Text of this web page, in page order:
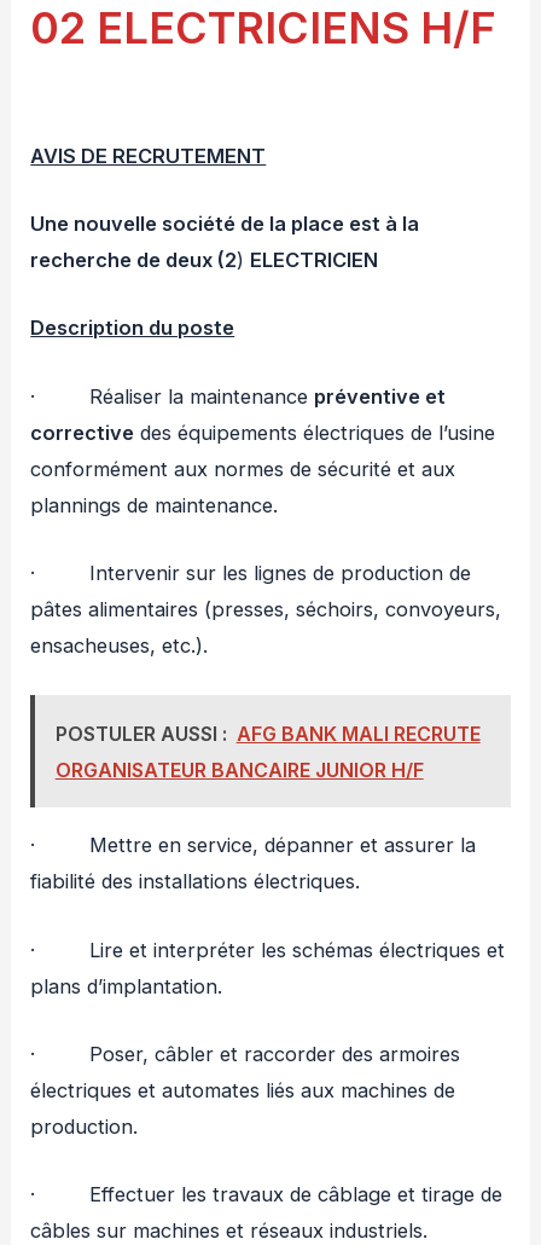
02 ELECTRICIENS H/F
AVIS DE RECRUTEMENT
Une nouvelle société de la place est à la
recherche de deux (2) ELECTRICIEN
Description du poste
· Réaliser la maintenance préventive et
corrective des équipements électriques de l’usine
conformément aux normes de sécurité et aux
plannings de maintenance.
· Intervenir sur les lignes de production de
pâtes alimentaires (presses, séchoirs, convoyeurs,
ensacheuses, etc.).
POSTULER AUSSI : AFG BANK MALI RECRUTE
ORGANISATEUR BANCAIRE JUNIOR H/F
· Mettre en service, dépanner et assurer la
fiabilité des installations électriques.
· Lire et interpréter les schémas électriques et
plans d’implantation.
· Poser, câbler et raccorder des armoires
électriques et automates liés aux machines de
production.
· Effectuer les travaux de câblage et tirage de
câbles sur machines et réseaux industriels.